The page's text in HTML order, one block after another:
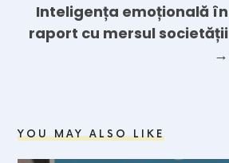
Inteligența emoțională în
raport cu mersul societății
→
YOU MAY ALSO LIKE